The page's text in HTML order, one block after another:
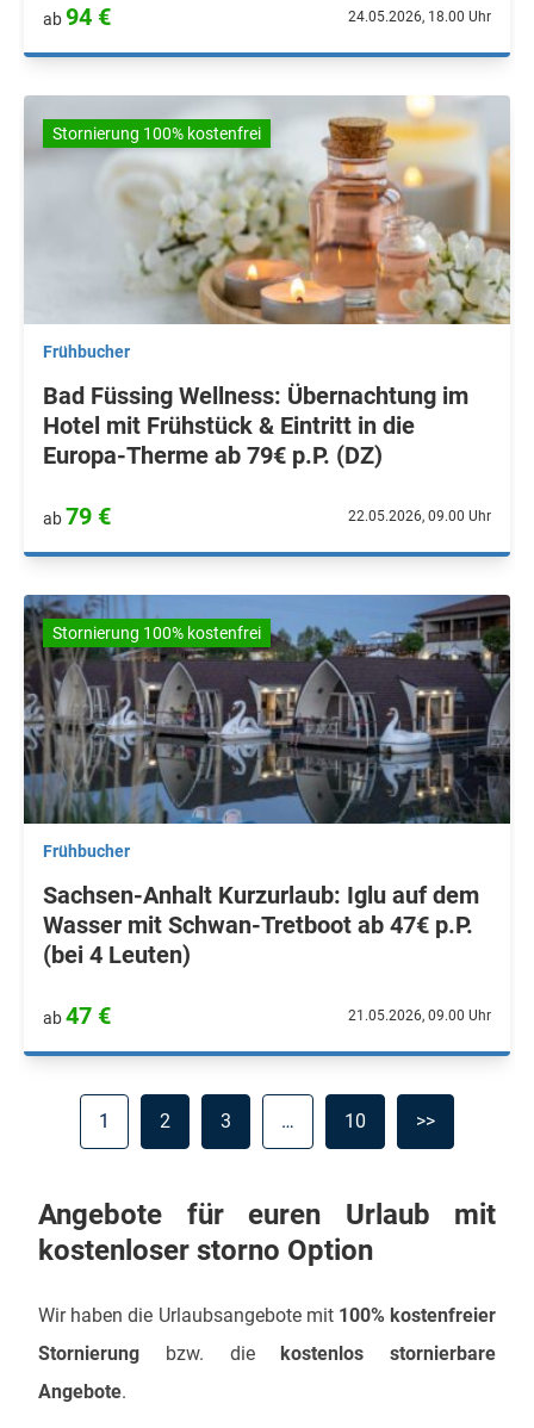
ab94 € 24.05.2026, 18.00 Uhr
Stornierung 100% kostenfrei
Frühbucher
Bad Füssing Wellness: Übernachtung im
Hotel mit Frühstück & Eintritt in die
Europa-Therme ab 79€ p.P. (DZ)
ab79 € 22.05.2026, 09.00 Uhr
Stornierung 100% kostenfrei
Frühbucher
Sachsen-Anhalt Kurzurlaub: Iglu auf dem
Wasser mit Schwan-Tretboot ab 47€ p.P.
(bei 4 Leuten)
ab47 € 21.05.2026, 09.00 Uhr
1 2 3 … 10 >>
Angebote für euren Urlaub mit
kostenloser storno Option
Wir haben die Urlaubsangebote mit 100% kostenfreier
Stornierung bzw. diekostenlos stornierbare
Angebote.